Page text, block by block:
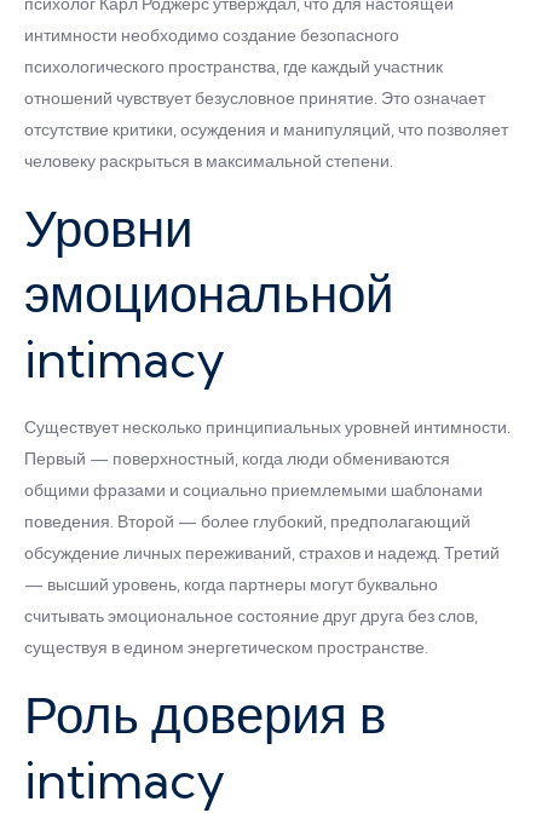
интимности необходимо создание безопасного
психологического пространства, где каждый участник
отношений чувствует безусловное принятие. Это означает
отсутствие критики, осуждения и манипуляций, что позволяет
человеку раскрыться в максимальной степени.
Уровни
эмоциональной
intimacy
Существует несколько принципиальных уровней интимности.
Первый — поверхностный, когда люди обмениваются
общими фразами и социально приемлемыми шаблонами
поведения. Второй — более глубокий, предполагающий
обсуждение личных переживаний, страхов и надежд. Третий
— высший уровень, когда партнеры могут буквально
считывать эмоциональное состояние друг друга без слов,
существуя в едином энергетическом пространстве.
Роль доверия в
intimacy